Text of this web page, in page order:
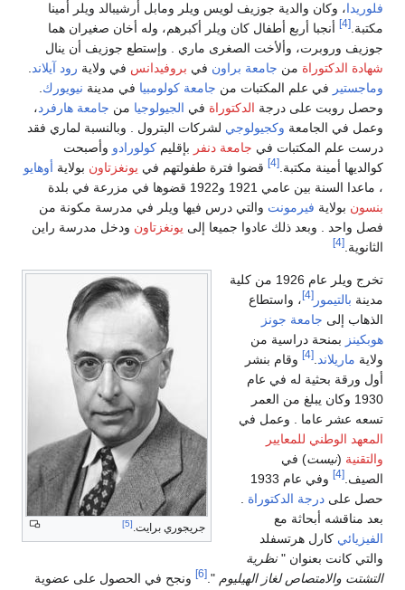
فلوريدا، وكان والدية جوزيف لويس ويلر ومابل أرشيبالد ويلر أمينا
مكتبة.[4]
أنجبا أربع أطفال كان ويلر أكبرهم، وله أخان صغيران هما
جوزيف وروبرت، وألأخت الصغرى ماري . وإستطع جوزيف أن ينال
شهادة الدكتوراة من جامعة براون في بروفيدانس في ولاية رود آيلاند.
وماجستير في علم المكتبات من جامعة كولومبيا في مدينة نيويورك.
وحصل روبت على درجة الدكتوراة في الجيولوجيا من جامعة هارفرد،
وعمل في الجامعة وكجيولوجي لشركات البترول . وبالنسبة لماري فقد
درست علم المكتبات في جامعة دنفر بإقليم كولورادو وأصبحت
كوالديها أمينة مكتبة.[4] قضوا فترة طفولتهم في يونغزتاون بولاية أوهايو
، ماعدا السنة بين عامي 1921 و1922 قضوها في مزرعة في بلدة
بنسون بولاية فيرمونت والتي درس فيها ويلر في مدرسة مكونة من
فصل واحد . وبعد ذلك عادوا جميعا إلى يونغزتاون ودخل مدرسة راين
الثانوية.[4]
جريجوري برايت.[5]
تخرج ويلر عام 1926 من كلية
مدينة بالتيمور [4]
، واستطاع
الذهاب إلى جامعة جونز
هوبكينز بمنحة دراسية من
ولاية ماريلاند.
[4]
وقام بنشر
أول ورقة بحثية له في عام
1930 وكان يبلغ من العمر
تسعه عشر عاما . وعمل في
المعهد الوطني للمعايير
والتقنية (نيست) في
الصيف.[4]
وفي عام 1933
حصل على درجة الدكتوراة .
بعد مناقشه أبحاثة مع
الفيزيائي كارل هرتسفلد
والتي كانت بعنوان "نظرية
التشتت والامتصاص لغاز الهيليوم ".
[6]
ونجح في الحصول على عضوية